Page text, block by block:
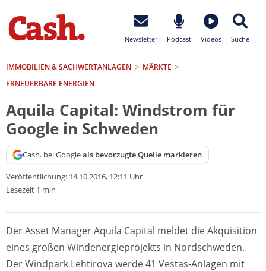
Newsletter Podcast Videos Suche
IMMOBILIEN & SACHWERTANLAGEN
MÄRKTE
ERNEUERBARE ENERGIEN
Aquila Capital: Windstrom für
Google in Schweden
Cash. bei Googleals bevorzugte Quelle markieren
Veröffentlichung: 14.10.2016, 12:11 Uhr
Lesezeit 1 min
Der Asset Manager Aquila Capital meldet die Akquisition
eines großen Windenergieprojekts in Nordschweden.
Der Windpark Lehtirova werde 41 Vestas-Anlagen mit